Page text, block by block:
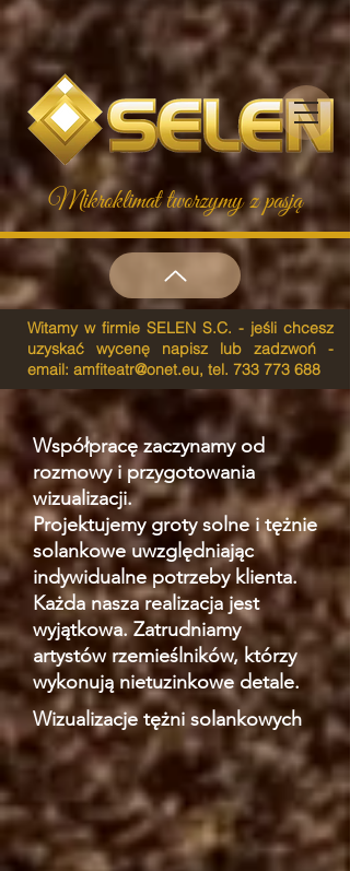
Witamy w firmie SELEN S.C. - jeśli chcesz
uzyskać wycenę napisz lub zadzwoń -
email: amfiteatr@onet.eu, tel. 733 773 688
Mikroklimat tworzymy z pasją
Współpracę zaczynamy od
rozmowy i przygotowania
wizualizacji.
Projektujemy groty solne i tężnie
solankoweuwzględniając
indywidualne potrzeby klienta.
Każda nasza realizacja jest
wyjątkowa.Zatrudniamy
artystów rzemieślników, którzy
wykonują nietuzinkowe detale.
Wizualizacje tężni solankowych